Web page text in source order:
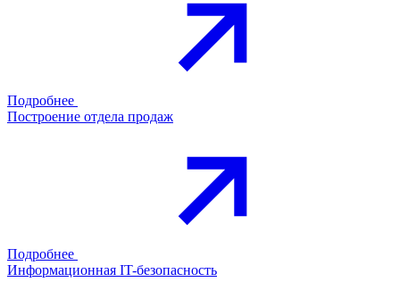
Подробнее
Построение отдела продаж
Подробнее
Информационная IT-безопасность